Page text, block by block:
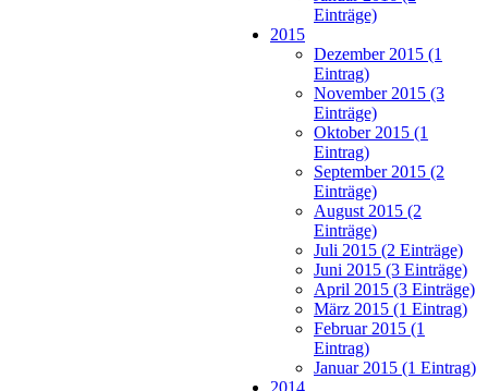
Einträge)
2015
Dezember 2015 (1
Eintrag)
November 2015 (3
Einträge)
Oktober 2015 (1
Eintrag)
September 2015 (2
Einträge)
August 2015 (2
Einträge)
Juli 2015 (2 Einträge)
Juni 2015 (3 Einträge)
April 2015 (3 Einträge)
März 2015 (1 Eintrag)
Februar 2015 (1
Eintrag)
Januar 2015 (1 Eintrag)
2014